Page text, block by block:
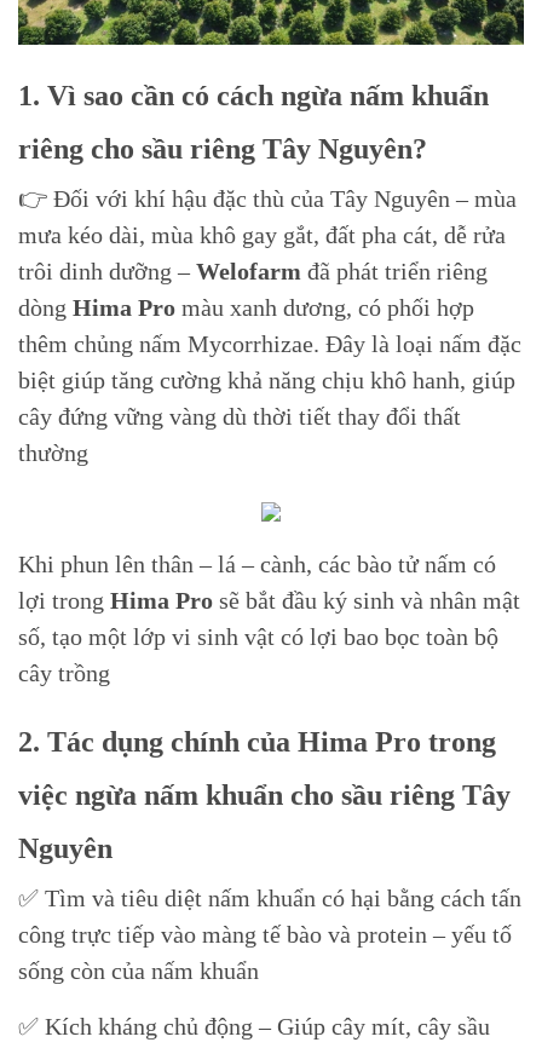
1. Vì sao cần có cách ngừa nấm khuẩn
riêng cho sầu riêng Tây Nguyên?
👉 Đối với khí hậu đặc thù của Tây Nguyên – mùa
mưa kéo dài, mùa khô gay gắt, đất pha cát, dễ rửa
trôi dinh dưỡng –Welofarm đã phát triển riêng
dòng Hima Pro màu xanh dương, có phối hợp
thêm chủng nấm Mycorrhizae. Đây là loại nấm đặc
biệt giúp tăng cường khả năng chịu khô hanh, giúp
cây đứng vững vàng dù thời tiết thay đổi thất
thường
Khi phun lên thân – lá – cành, các bào tử nấm có
lợi trong Hima Pro sẽ bắt đầu ký sinh và nhân mật
số, tạo một lớp vi sinh vật có lợi bao bọc toàn bộ
cây trồng
2. Tác dụng chính của Hima Pro trong
việc ngừa nấm khuẩn cho sầu riêng Tây
Nguyên
✅ Tìm và tiêu diệt nấm khuẩn có hại bằng cách tấn
công trực tiếp vào màng tế bào và protein – yếu tố
sống còn của nấm khuẩn
✅ Kích kháng chủ động – Giúp cây mít, cây sầu